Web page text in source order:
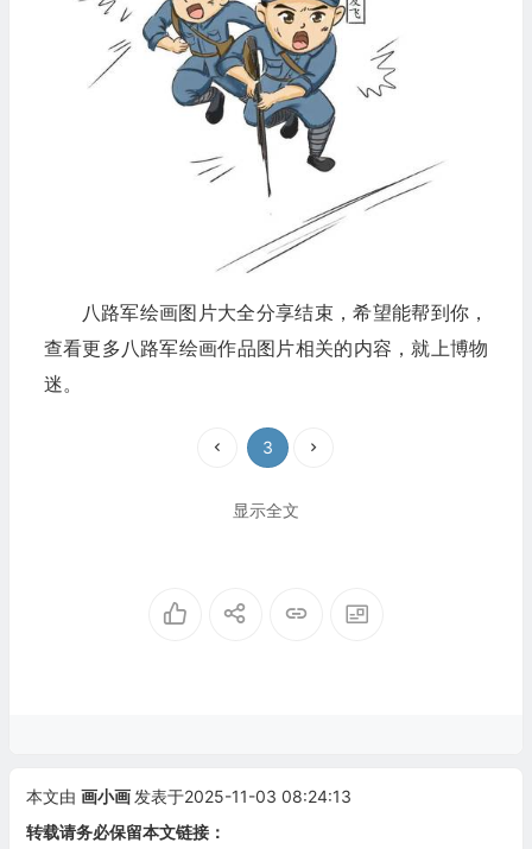
八路军绘画图片大全分享结束，希望能帮到你，
查看更多八路军绘画作品图片相关的内容，就上博物
迷。
3
显示全文
本文由 画小画 发表于2025-11-03 08:24:13
转载请务必保留本文链接：